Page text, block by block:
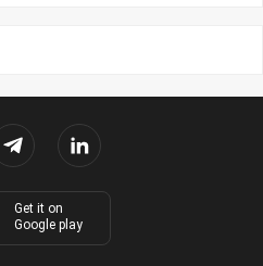
Get it on
Google play